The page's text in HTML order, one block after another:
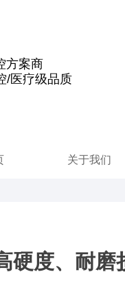
关于我们
方案商
/医疗级品质
硬度、耐磨